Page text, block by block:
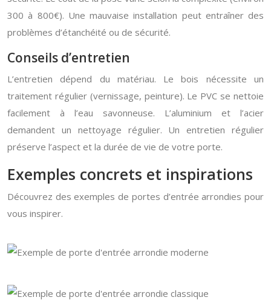
300 à 800€). Une mauvaise installation peut entraîner des
problèmes d’étanchéité ou de sécurité.
Conseils d’entretien
L’entretien dépend du matériau. Le bois nécessite un
traitement régulier (vernissage, peinture). Le PVC se nettoie
facilement à l’eau savonneuse. L’aluminium et l’acier
demandent un nettoyage régulier. Un entretien régulier
préserve l’aspect et la durée de vie de votre porte.
Exemples concrets et inspirations
Découvrez des exemples de portes d’entrée arrondies pour
vous inspirer.